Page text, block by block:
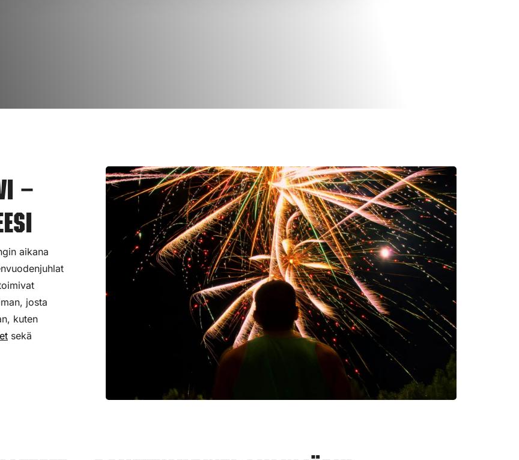
–
aikana
josta
kuten
sekä